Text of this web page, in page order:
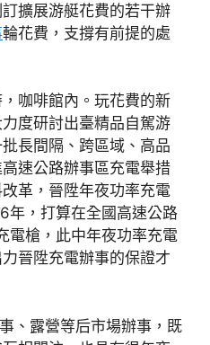
擴展游艇花費的若干辦
輪花費，支撐有前提的處
咖啡館內。玩花費的新
度研討出臺精品自駕游
長間隔、跨區域、高品
速公路辦事區充電舉措
革，晉陞年夜功率充電
年，打算在全國高速公路
電槍，此中年夜功率充電
晉陞充電辦事的保證才
、露營等后市場辦事，既